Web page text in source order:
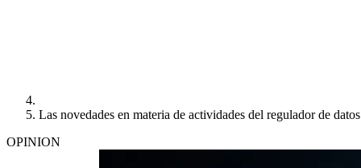
Las novedades en materia de actividades del regulador de
OPINION